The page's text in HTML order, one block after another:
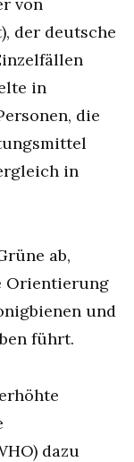
der deutsche
in
die
in
ab,
Orientierung
und
führt.
dazu